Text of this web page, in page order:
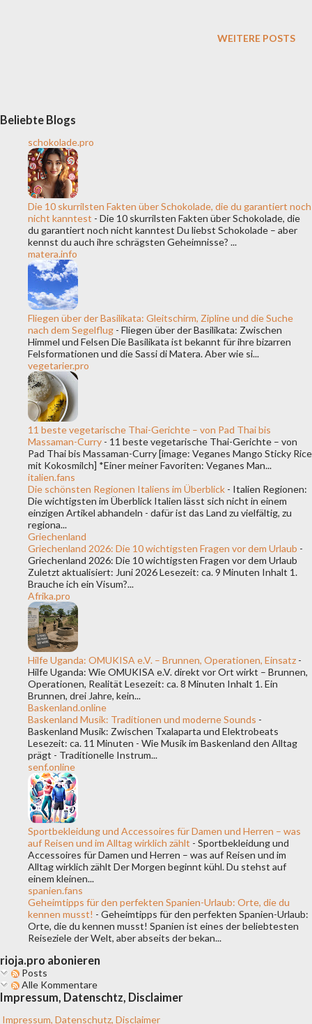
Standard wird, verschafft sich Vorteile. Ein wichtiger Zugang zu
März fliege ich nach Barcelona . Die Messe beginnt am
23.03.2026. Ich werde am 23. und 24. vor Ort sein, um mir alles
rund um Gastronomie anzusehen, bevor ich am Mittwoch
zurückreise. Spanien gilt nicht ohne Grund als Geburtsort der
Tapas. Gerade deshalb ist es für ...
WEITERE POSTS
Beliebte Blogs
schokolade.pro
Die 10 skurrilsten Fakten über Schokolade, die du garantiert noch
nicht kanntest - Die 10 skurrilsten Fakten über Schokolade, die
du garantiert noch nicht kanntest Du liebst Schokolade – aber
kennst du auch ihre schrägsten Geheimnisse? ...
matera.info
Fliegen über der Basilikata: Gleitschirm, Zipline und die Suche
nach dem Segelflug - Fliegen über der Basilikata: Zwischen
Himmel und Felsen Die Basilikata ist bekannt für ihre bizarren
Felsformationen und die Sassi di Matera. Aber wie si...
vegetarier.pro
11 beste vegetarische Thai-Gerichte – von Pad Thai bis
Massaman-Curry - 11 beste vegetarische Thai-Gerichte – von
Pad Thai bis Massaman-Curry [image: Veganes Mango Sticky Rice
mit Kokosmilch] *Einer meiner Favoriten: Veganes Man...
italien.fans
Die schönsten Regionen Italiens im Überblick - Italien Regionen:
Die wichtigsten im Überblick Italien lässt sich nicht in einem
einzigen Artikel abhandeln - dafür ist das Land zu vielfältig, zu
regiona...
Griechenland
Griechenland 2026: Die 10 wichtigsten Fragen vor dem Urlaub -
Griechenland 2026: Die 10 wichtigsten Fragen vor dem Urlaub
Zuletzt aktualisiert: Juni 2026 Lesezeit: ca. 9 Minuten Inhalt 1.
Brauche ich ein Visum?...
Afrika.pro
Hilfe Uganda: OMUKISA e.V. – Brunnen, Operationen, Einsatz -
Hilfe Uganda: Wie OMUKISA e.V. direkt vor Ort wirkt – Brunnen,
Operationen, Realität Lesezeit: ca. 8 Minuten Inhalt 1. Ein
Brunnen, drei Jahre, kein...
Baskenland.online
Baskenland Musik: Traditionen und moderne Sounds -
Baskenland Musik: Zwischen Txalaparta und Elektrobeats
Lesezeit: ca. 11 Minuten - Wie Musik im Baskenland den Alltag
prägt - Traditionelle Instrum...
senf.online
Sportbekleidung und Accessoires für Damen und Herren – was
auf Reisen und im Alltag wirklich zählt - Sportbekleidung und
Accessoires für Damen und Herren – was auf Reisen und im
Alltag wirklich zählt Der Morgen beginnt kühl. Du stehst auf
einem kleinen...
spanien.fans
Geheimtipps für den perfekten Spanien-Urlaub: Orte, die du
kennen musst! - Geheimtipps für den perfekten Spanien-Urlaub:
Orte, die du kennen musst! Spanien ist eines der beliebtesten
Reiseziele der Welt, aber abseits der bekan...
rioja.pro abonieren
Posts
Alle Kommentare
Impressum, Datenschtz, Disclaimer
Impressum, Datenschutz, Disclaimer